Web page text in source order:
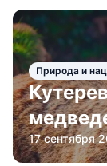
Природа и
17 сентября